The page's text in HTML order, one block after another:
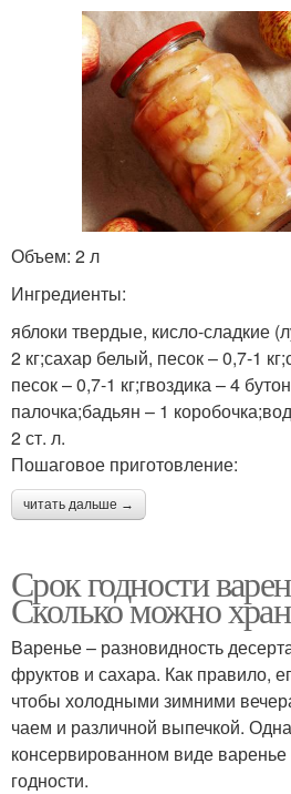
Объем: 2 л
Ингредиенты:
яблоки твердые, кисло-сладкие
2 кг;сахар белый, песок – 0,7-1
песок – 0,7-1 кг;гвоздика – 4
палочка;бадьян – 1
2 ст. л.
Пошаговое приготовление:
читать дальше →
Срок годности
Сколько можно
Варенье – разновидность
фруктов и сахара. Как правило,
чтобы холодными зимними
чаем и различной выпечкой.
консервированном виде варенье
годности.